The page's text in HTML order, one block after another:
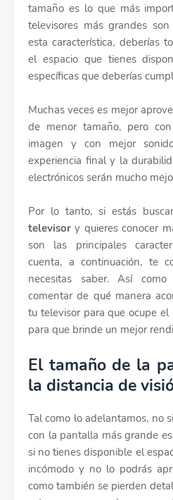
tamaño es lo que más
televisores más grandes
esta característica, deberías
el espacio que tienes
específicas que deberías
Muchas veces es mejor
de menor tamaño, pero
imagen y con mejor
experiencia final y la
electrónicos serán mucho
Por lo tanto, si estás
televisor y quieres conocer
son las principales
cuenta, a continuación, te
necesitas saber. Así
comentar de qué manera
tu televisor para que ocupe
para que brinde un mejor
El tamaño de la
la distancia de
Tal como lo adelantamos, no
con la pantalla más grande
si no tienes disponible el
incómodo y no lo podrás
como también se pierden